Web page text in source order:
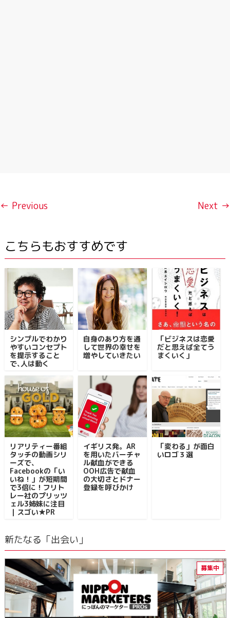
← Previous Next →
こちらもおすすめです
シンプルでわかり
やすいコンセプト
を提示すること
で､人は動く
自身のあり方を通
して世界の幸せを
増やしていきたい
「ビジネスは恋愛
だと思えば全てう
まくいく」
リアリティー番組
タッチの動画シリ
ーズで、
Facebookの「い
いね！」が短期間
で3倍に！フリト
レー社のプリッツ
ェル3姉妹に注目
｜スゴい★PR
イギリス発。AR
を用いたバーチャ
ル献血ができる
OOH広告で献血
の大切さとドナー
登録を呼びかけ
「変わる」が面白
いロゴ３選
新たなる「出会い」